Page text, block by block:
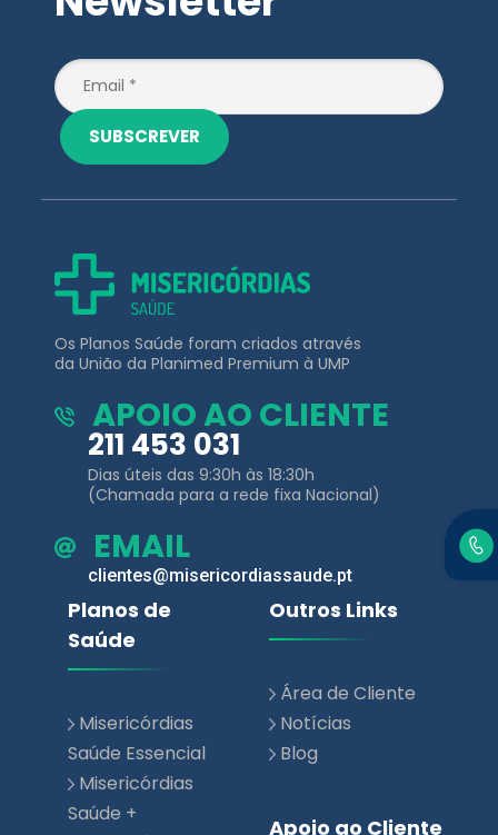
Os Planos Saúde foram criados através
da União da Planimed Premium à UMP
APOIO AO CLIENTE
211 453 031
(Chamada para a rede fixa Nacional)
EMAIL
clientes@misericordiassaude.pt
Saúde
Misericórdias
Saúde Essencial
Saúde +
Misericórdias
Saúde Family +
Área de Cliente
Notícias
Apoio ao Cliente
Contactos